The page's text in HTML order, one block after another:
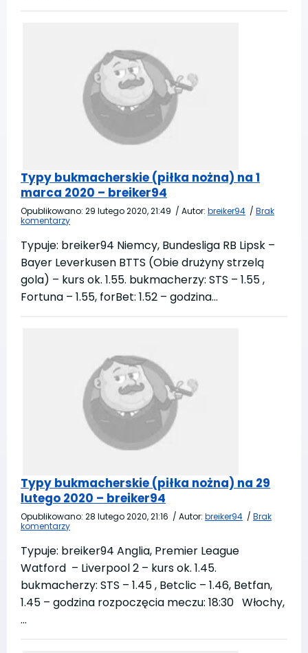
Typy bukmacherskie (piłka nożna) na 1
marca 2020 – breiker94
Opublikowano: 29 lutego 2020, 21:49 / Autor: breiker94 / Brak
komentarzy
Typuje: breiker94 Niemcy, Bundesliga RB Lipsk –
Bayer Leverkusen BTTS (Obie drużyny strzelą
gola) – kurs ok. 1.55. bukmacherzy: STS – 1.55 ,
Fortuna – 1.55, forBet: 1.52 – godzina…
Typy bukmacherskie (piłka nożna) na 29
lutego 2020 – breiker94
Opublikowano: 28 lutego 2020, 21:16 / Autor: breiker94 / Brak
komentarzy
Typuje: breiker94 Anglia, Premier League
Watford – Liverpool 2 – kurs ok. 1.45.
bukmacherzy: STS – 1.45 , Betclic – 1.46, Betfan,
1.45 – godzina rozpoczęcia meczu: 18:30 Włochy,
…